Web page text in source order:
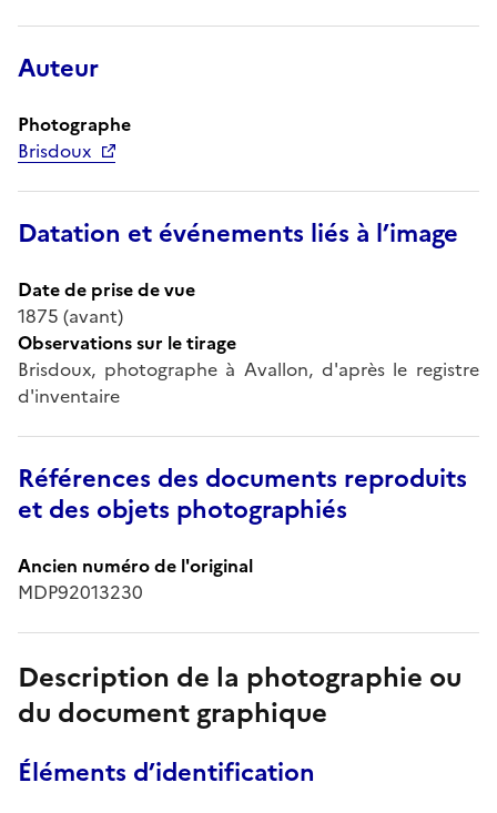
Auteur
Photographe
Brisdoux
Datation et événements liés à l’image
Date de prise de vue
1875 (avant)
Observations sur le tirage
Brisdoux, photographe à Avallon, d'après le registre
d'inventaire
Références des documents reproduits
et des objets photographiés
Ancien numéro de l'original
MDP92013230
Description de la photographie ou
du document graphique
Éléments d’identification